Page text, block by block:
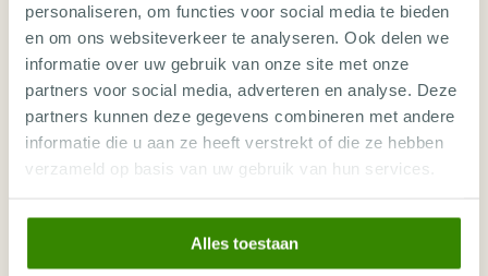
personaliseren, om functies voor social media te bieden
en om ons websiteverkeer te analyseren. Ook delen we
informatie over uw gebruik van onze site met onze
partners voor social media, adverteren en analyse. Deze
partners kunnen deze gegevens combineren met andere
informatie die u aan ze heeft verstrekt of die ze hebben
verzameld op basis van uw gebruik van hun services.
Alles toestaan
SPECIAL 13 - 20 MAR 2027
7 nachten
ROUTE
Silver Banks
(POP)
vanaf
€3.941,-
SPECIAL 7 nachten
(POP)
vanaf